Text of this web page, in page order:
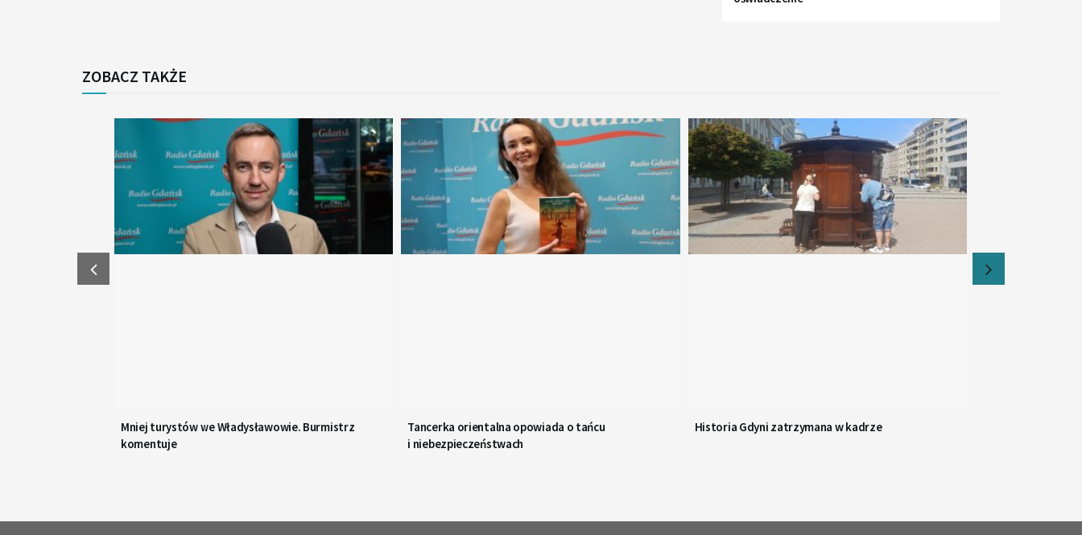
ZOBACZ TAKŻE
Mniej turystów we Władysławowie. Burmistrz
komentuje
Tancerka orientalna opowiada o tańcu
i niebezpieczeństwach
Historia Gdyni zatrzymana w kadrze